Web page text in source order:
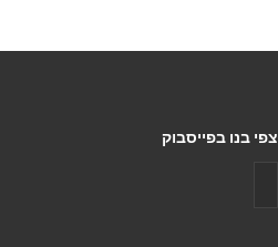
צפי בנו בפייסבוק